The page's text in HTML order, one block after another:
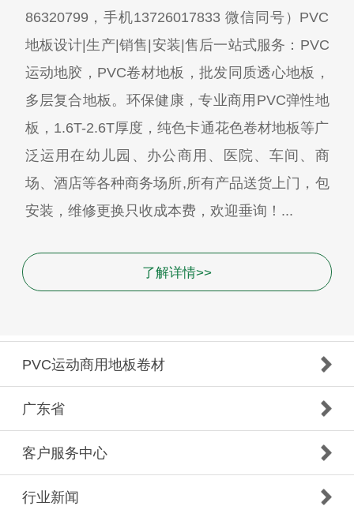
86320799，手机13726017833 微信同号）PVC
地板设计|生产|销售|安装|售后一站式服务：PVC
运动地胶，PVC卷材地板，批发同质透心地板，
多层复合地板。环保健康，专业商用PVC弹性地
板，1.6T-2.6T厚度，纯色卡通花色卷材地板等广
泛运用在幼儿园、办公商用、医院、车间、商
场、酒店等各种商务场所,所有产品送货上门，包
安装，维修更换只收成本费，欢迎垂询！...
了解详情>>
PVC运动商用地板卷材
广东省
客户服务中心
行业新闻